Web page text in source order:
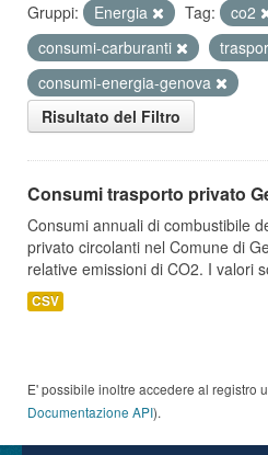
Gruppi:
Energia Tag:
co2
consumi-carburanti
consumi-energia-genova
Risultato del Filtro
Consumi trasporto privato
Consumi annuali di combustibile
privato circolanti nel Comune di
relative emissioni di CO2. I valori
CSV
E' possibile inoltre accedere al registro
Documentazione API).